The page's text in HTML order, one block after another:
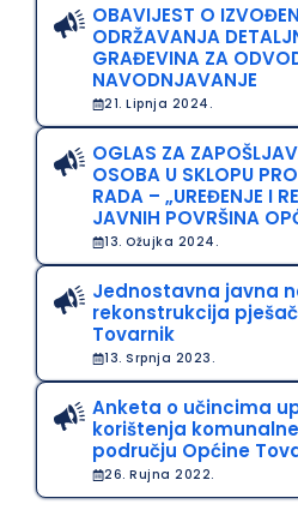
OBAVIJEST O
ODRŽAVANJA
GRAĐEVINA ZA
NAVODNJAVANJE
21. Lipnja 2024.
OGLAS ZA
OSOBA U SKLOPU
RADA – „UREĐENJE I
JAVNIH POVRŠINA
13. Ožujka 2024.
Jednostavna javna
rekonstrukcija
Tovarnik
13. Srpnja 2023.
Anketa o učincima
korištenja
području Općine
26. Rujna 2022.